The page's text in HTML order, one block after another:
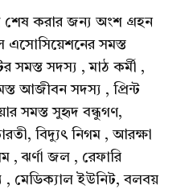
শেষ করার জন্য অংশ গ্রহন
এসোসিয়েশনের সমস্ত
সমস্ত সদস্য , মাঠ কর্মী ,
আজীবন সদস্য , প্রিন্ট
সমস্ত সুহৃদ বন্ধুগণ,
বিদ্যুৎ নিগম , আরক্ষা
ঝর্ণা জল , রেফারি
, মেডিক্যাল ইউনিট, বলবয়